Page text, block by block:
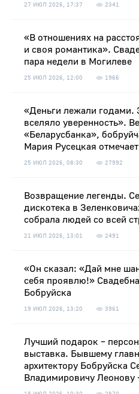
27 ИЮЛ 2026, 17:37 2341
«В отношениях на
и своя романтика».
пара недели в Могилеве
25 ИЮЛ 2026, 12:00 1966
«Деньги лежали годами.
вселяло уверенность».
«Беларусбанка»,
Мария Русецкая
25 ИЮЛ 2026, 08:30 27992
Возвращение легенды.
дискотека в
собрала людей со всей
21 ИЮЛ 2026, 13:01 2491
«Он сказал: «Дай мне
себя проявлю!»
Бобруйска
19 ИЮЛ 2026, 13:20 3961
Лучший подарок –
выставка. Бывшему
архитектору Бобруйска
Владимировичу Леонову